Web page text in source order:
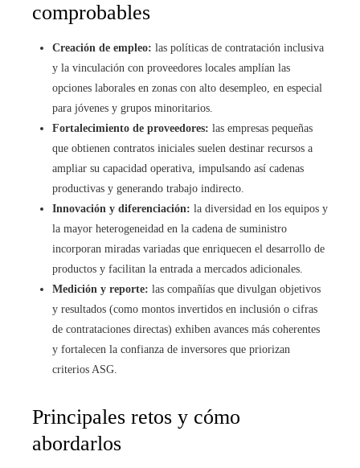
comprobables
Creación de empleo: las políticas de contratación inclusiva
y la vinculación con proveedores locales amplían las
opciones laborales en zonas con alto desempleo, en especial
para jóvenes y grupos minoritarios.
Fortalecimiento de proveedores: las empresas pequeñas
que obtienen contratos iniciales suelen destinar recursos a
ampliar su capacidad operativa, impulsando así cadenas
productivas y generando trabajo indirecto.
Innovación y diferenciación: la diversidad en los equipos y
la mayor heterogeneidad en la cadena de suministro
incorporan miradas variadas que enriquecen el desarrollo de
productos y facilitan la entrada a mercados adicionales.
Medición y reporte: las compañías que divulgan objetivos
y resultados (como montos invertidos en inclusión o cifras
de contrataciones directas) exhiben avances más coherentes
y fortalecen la confianza de inversores que priorizan
criterios ASG.
Principales retos y cómo
abordarlos